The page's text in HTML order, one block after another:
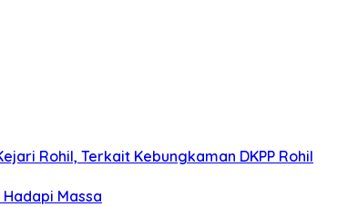
Rohil, Terkait Kebungkaman DKPP Rohil
Massa